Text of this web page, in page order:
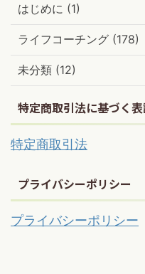
はじめに (1)
ライフコーチング (178)
未分類 (12)
特定商取引法に基づく
特定商取引法
プライバシーポリシー
プライバシーポリシー